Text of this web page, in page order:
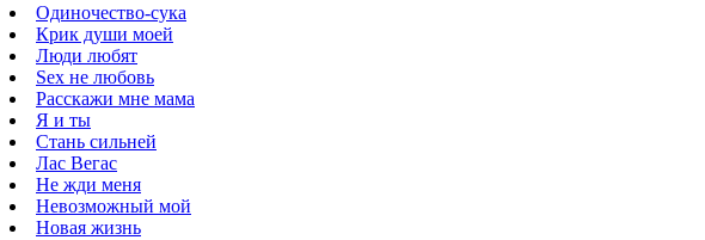
Одиночество-сука
Крик души моей
Люди любят
Sex не любовь
Расскажи мне мама
Я и ты
Стань сильней
Лас Вегас
Не жди меня
Невозможный мой
Новая жизнь